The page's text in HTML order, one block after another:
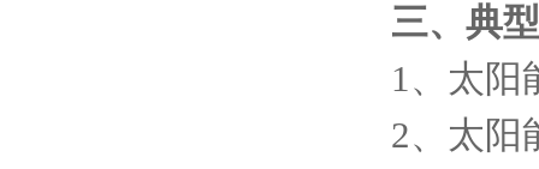
三、典
1、太阳
2、太阳